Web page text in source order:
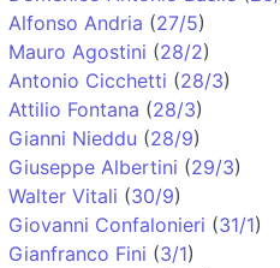
Alfonso Andria (27/5)
Mauro Agostini (28/2)
Antonio Cicchetti (28/3)
Attilio Fontana (28/3)
Gianni Nieddu (28/9)
Giuseppe Albertini (29/3)
Walter Vitali (30/9)
Giovanni Confalonieri (31/1)
Gianfranco Fini (3/1)